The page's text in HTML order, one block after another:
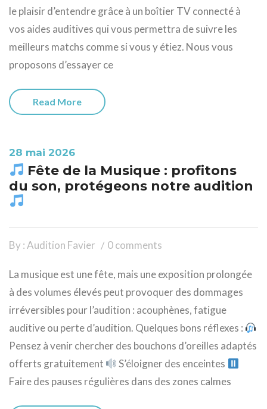
le plaisir d’entendre grâce à un boîtier TV connecté à
vos aides auditives qui vous permettra de suivre les
meilleurs matchs comme si vous y étiez. Nous vous
proposons d’essayer ce
Read More
28 mai 2026
Fête de la Musique : profitons
du son, protégeons notre audition
By : Audition Favier 0 comments
La musique est une fête, mais une exposition prolongée
à des volumes élevés peut provoquer des dommages
irréversibles pour l’audition : acouphènes, fatigue
auditive ou perte d’audition. Quelques bons réflexes :
Pensez à venir chercher des bouchons d’oreilles adaptés
offerts gratuitement
S’éloigner des enceintes
Faire des pauses régulières dans des zones calmes